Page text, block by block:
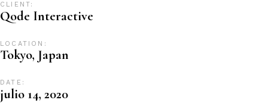
CLIENT:
Qode Interactive
LOCATION:
Tokyo, Japan
DATE:
julio 14, 2020